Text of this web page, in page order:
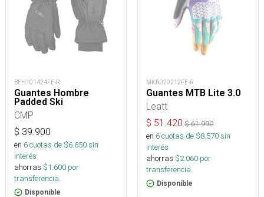
BEH101424FE-R
Guantes Hombre
Padded Ski
CMP
$ 39.900
en 6cuotas de $6.650sin
interés
ahorras $1.600 por
transferencia.
Disponible
MKR020212FE-R
Guantes MTB Lite 3.0
Leatt
$ 51.420 $61.990
en 6cuotas de $8.570sin
interés
ahorras $2.060 por
transferencia.
Disponible